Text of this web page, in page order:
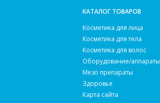
КАТАЛОГ ТОВАРОВ
Косметика для лица
Косметика для тела
Косметика для волос
Оборудование/аппараты
Мезо препараты
Здоровье
Карта сайта